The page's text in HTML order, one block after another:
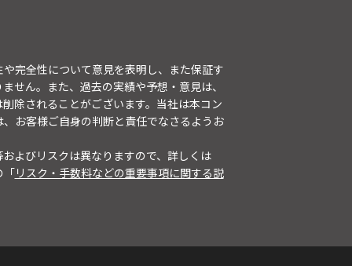
完全性について意見を表明し、また保証す
せん。また、過去の実績や予想・意見は、
除されることがございます。当社は本コン
お客様ご自身の判断と責任でなさるようお
よびリスクは異なりますので、詳しくは
「リスク・手数料などの重要事項に関する説